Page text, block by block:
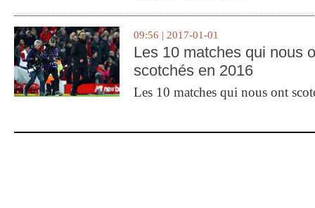
09:56 | 2017-01-01
Les 10 matches qui nous
scotchés en 2016
Les 10 matches qui nous ont